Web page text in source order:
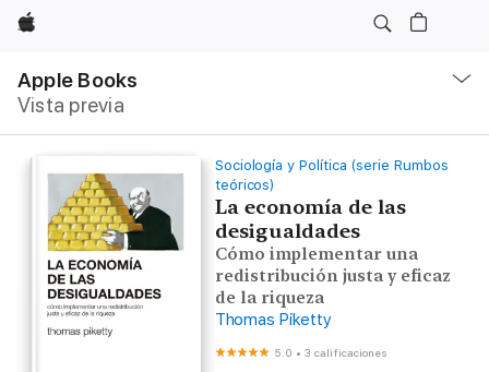
Apple
Apple Books
Vista previa
local
Abrir
Sociología y Política (serie Rumbos
teóricos)
La economía de las
desigualdades
Cómo implementar una
redistribución justa y eficaz
de la riqueza
Thomas Piketty
5.0 •3 calificaciones